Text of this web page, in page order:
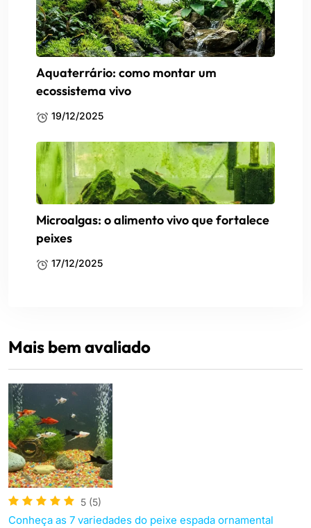
Aquaterrário: como montar um
ecossistema vivo
19/12/2025
Microalgas: o alimento vivo que fortalece
peixes
17/12/2025
Mais bem avaliado
5 (5)
Conheça as 7 variedades do peixe espada ornamental